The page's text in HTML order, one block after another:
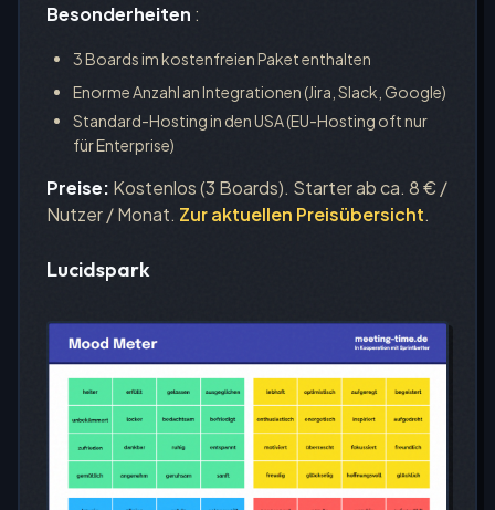
Besonderheiten :
3 Boards im kostenfreien Paket enthalten
Enorme Anzahl an Integrationen (Jira, Slack, Google)
Standard-Hosting in den USA (EU-Hosting oft nur
für Enterprise)
Preise: Kostenlos (3 Boards). Starter ab ca. 8 € /
Nutzer / Monat. Zur aktuellen Preisübersicht.
Lucidspark